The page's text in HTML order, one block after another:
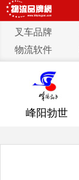
叉车品牌
物流软件
峰阳勃世